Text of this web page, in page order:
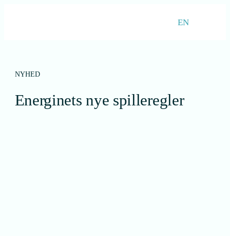
EN
NYHED
Energinets nye spilleregler